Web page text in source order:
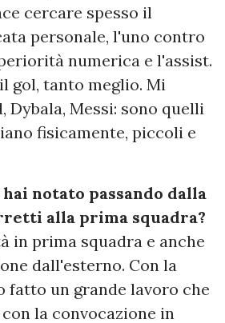
cercare spesso il
personale, l'uno contro
numerica e l'assist.
gol, tanto meglio. Mi
Dybala, Messi: sono quelli
fisicamente, piccoli e
notato passando dalla
alla prima squadra?
in prima squadra e anche
dall'esterno. Con la
fatto un grande lavoro che
la convocazione in